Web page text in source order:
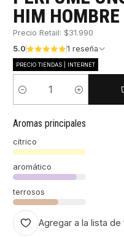
HIM
Precio Retail: $31.990
5.0
1 reseña
PRECIO TIENDAS | INTERNET
Cantidad
Aromas principales
cítrico
aromático
terrosos
Agregar a la lista